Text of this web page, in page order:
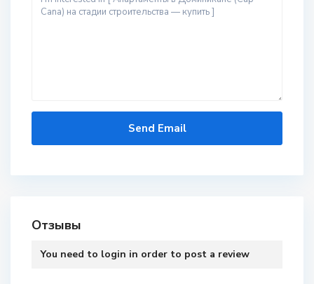
Отзывы
You need to login in order to post a review